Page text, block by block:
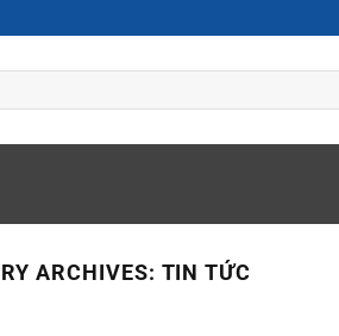
ARCHIVES: TIN TỨC